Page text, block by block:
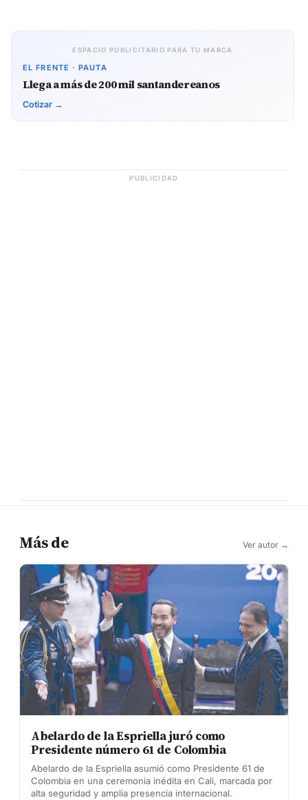
ESPACIO PUBLICITARIO PARA TU MARCA
EL FRENTE · PAUTA
Llega a más de 200 mil santandereanos
Cotizar →
PUBLICIDAD
Más de Ver autor →
Abelardo de la Espriella juró como
Presidente número 61 de Colombia
Abelardo de la Espriella asumió como Presidente 61 de
Colombia en una ceremonia inédita en Cali, marcada por
alta seguridad y amplia presencia internacional.